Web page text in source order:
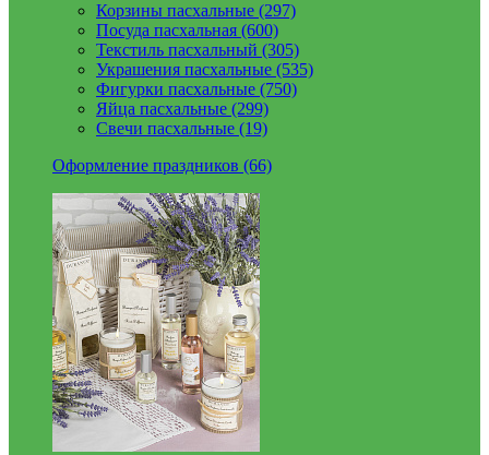
Корзины пасхальные (297)
Посуда пасхальная (600)
Текстиль пасхальный (305)
Украшения пасхальные (535)
Фигурки пасхальные (750)
Яйца пасхальные (299)
Свечи пасхальные (19)
Оформление праздников (66)